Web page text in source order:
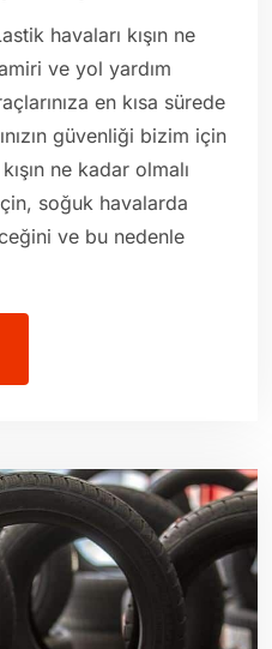
havaları kışın ne
ve yol yardım
en kısa sürede
güvenliği bizim için
ne kadar olmalı
soğuk havalarda
ve bu nedenle